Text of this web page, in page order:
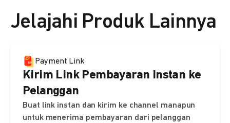
Jelajahi Produk Lainnya
Payment Link
Kirim Link Pembayaran Instan ke
Pelanggan
Buat link instan dan kirim ke channel manapun
untuk menerima pembayaran dari pelanggan